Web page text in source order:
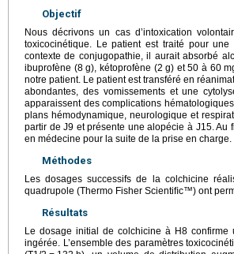
Objectif
Nous décrivons un cas d’intoxication
toxicocinétique. Le patient est traité pour
contexte de conjugopathie, il aurait absorbé
ibuprofène (8 g), kétoprofène (2 g) et 50 à 60
notre patient. Le patient est transféré en
abondantes, des vomissements et une
apparaissent des complications
plans hémodynamique, neurologique et
partir de J9 et présente une alopécie à J15. Au
en médecine pour la suite de la prise en charge.
Méthodes
Les dosages successifs de la colchicine
quadrupole (Thermo Fisher Scientiﬁc™) ont
Résultats
Le dosage initial de colchicine à H8 confirme
ingérée. L’ensemble des paramètres